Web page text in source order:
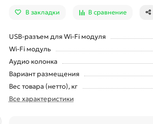
В закладки В сравнение
USB-разъем для Wi-Fi модуля
Wi-Fi модуль
Аудио колонка
Вариант размещения
Вес товара (нетто), кг
Все характеристики